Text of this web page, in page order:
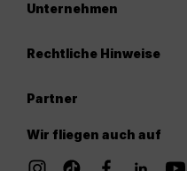
Unternehmen
Rechtliche Hinweise
Partner
Wir fliegen auch auf